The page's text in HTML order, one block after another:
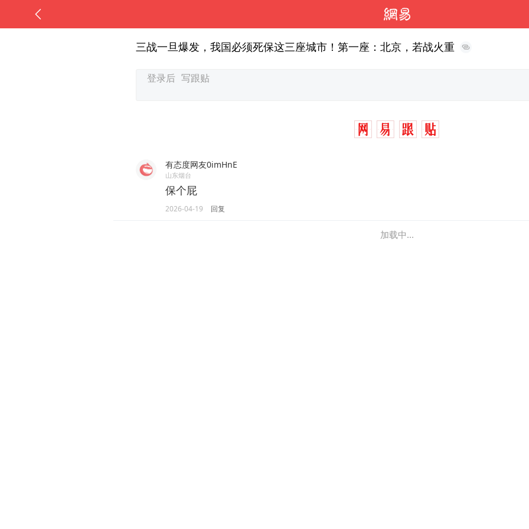
三战一旦爆发，我国必须死保这三座城市！第一座：北京，若战火重
有态度网友0imHnE
山东烟台
保个屁
2026-04-19 回复
加载中...